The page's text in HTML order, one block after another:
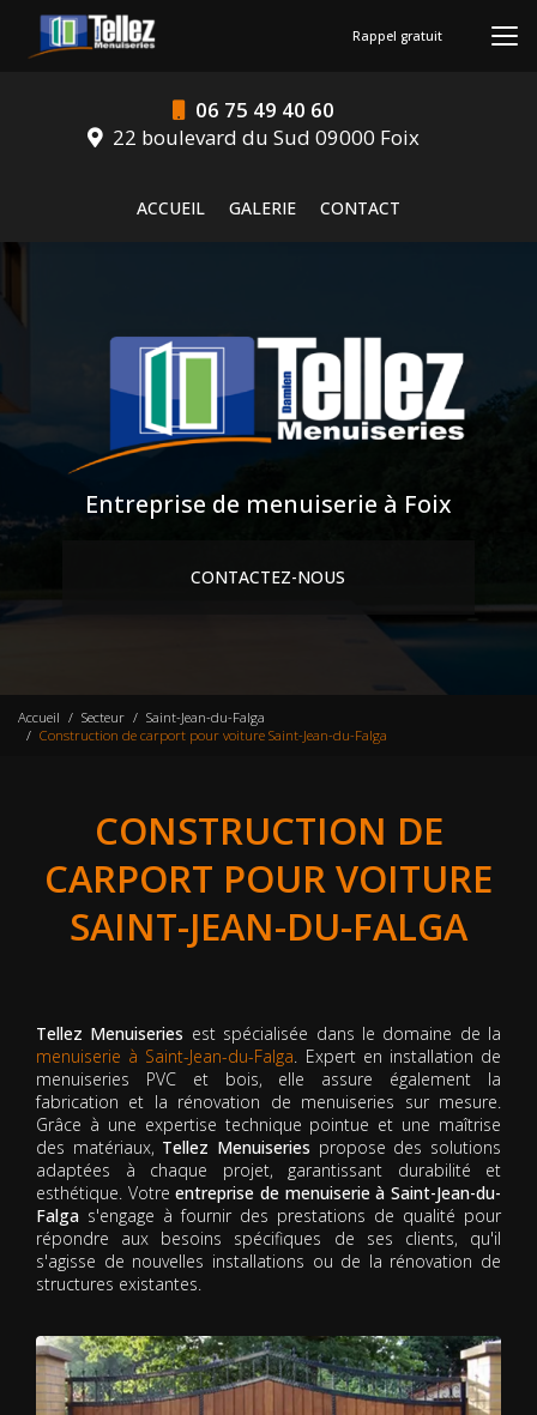
contenu
06 75 49 40 60
22 boulevard du Sud 09000 Foix
ACCUEIL
GALERIE CONTACT
Rappel gratuit
Entreprise de menuiserie à Foix
CONTACTEZ-NOUS
Accueil Secteur
Saint-Jean-du-Falga
Construction de carport pour voiture Saint-Jean-du-Falga
CONSTRUCTION DE
CARPORT POUR VOITURE
SAINT-JEAN-DU-FALGA
Tellez Menuiseries est spécialisée dans le domaine de la
menuiserie à Saint-Jean-du-Falga. Expert en installation de
menuiseries PVC et bois, elle assure également la
fabrication et la rénovation de menuiseries sur mesure.
Grâce à une expertise technique pointue et une maîtrise
des matériaux, Tellez Menuiseries propose des solutions
adaptées à chaque projet, garantissant durabilité et
esthétique. Votreentreprise de menuiserie à Saint-Jean-du-
Falga s'engage à fournir des prestations de qualité pour
répondre aux besoins spécifiques de ses clients, qu'il
s'agisse de nouvelles installations ou de la rénovation de
structures existantes.